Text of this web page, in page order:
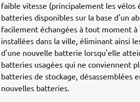
faible vitesse (principalement les
batteries disponibles sur la base d'un
facilement échangées à tout moment
installées dans la ville, éliminant ainsi
d'une nouvelle batterie lorsqu'elle
batteries usagées qui ne conviennent
batteries de stockage, désassemblées
nouvelles batteries.